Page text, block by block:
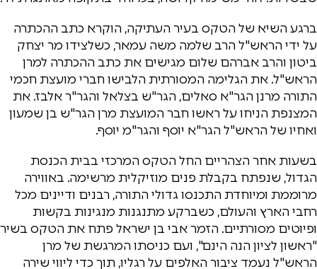
ברגע השיא של הטקס בעיר העתיקה, הוקרא כתב ההכתרה
על ידי הראש"ל הרב שלמה משה עמאר, כשלצידו מר יצחק
ביטון והרב אברהם שלום מגישים את כתב ההכתרה למרן
הראש"ל. את הגלימה המסורתית הלבישו חברי מועצת חכמי
התורה מרנן הגר"א סאלים, הגר"ש בצלאל והגר"ר אלבז. את
המצנפת הניחו על ראשו חבר המועצת מרן הגר"ש בן שמעון
ואחיו של הראש"ל הגר"א יוסף והגר"מ יוסף.
בשעות אחר הצהריים החל הטקס המרכזי בבית הכנסת
הגדול, שנפתח בקבלת פנים מוזיקלית מרשימה. באווירה
מרוממת ומיוחדת התכנסו גדולי התורה, רבנים ודיינים מכל
רחבי הארץ והעולם, כשברקע מתנגנות מנגינות בקשות
ופיוטים מסורתיים. הזמר אבי בן ישראל פתח את הטקס בשיר
"ראשון לציון הנה הינם", ועם כניסתו המרגשת של מרן
הראש"ל נעמד ציבור האלפים על רגליו, תוך כדי ליווי שירה